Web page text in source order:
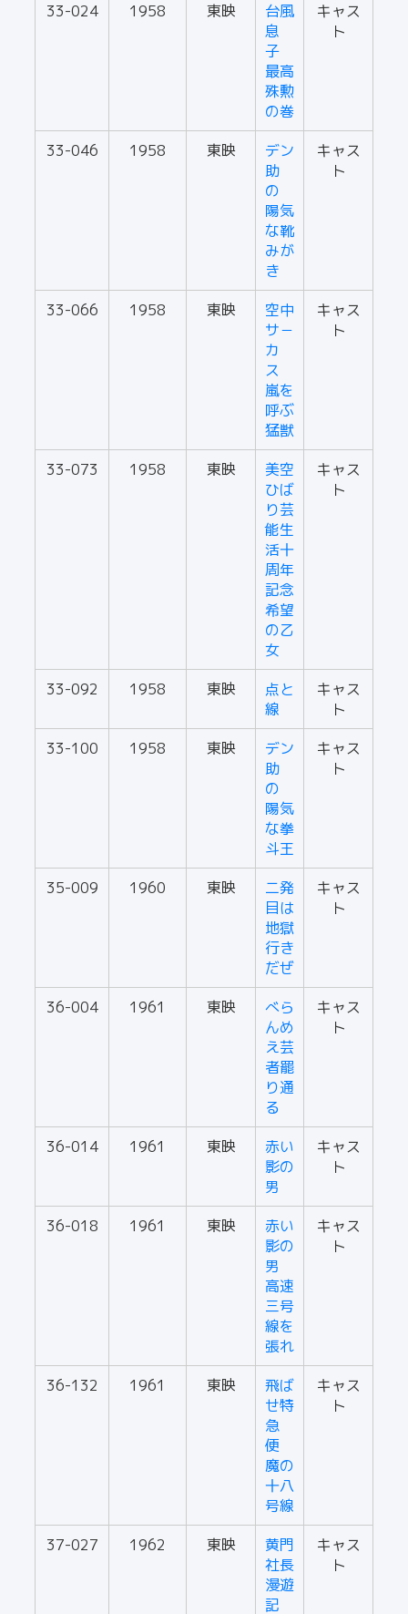
33-024 1958 東映
台風
息
子
最高
殊勲
の巻
キャス
ト
33-046 1958 東映
デン
助
の
陽気
な靴
みが
き
キャス
ト
33-066 1958 東映
空中
サ－
カ
ス
嵐を
呼ぶ
猛獣
キャス
ト
33-073 1958 東映
美空
ひば
り芸
能生
活十
周年
記念
希望
の乙
女
キャス
ト
33-092 1958 東映
点と
線
キャス
ト
33-100
1958 東映
デン
助
の
陽気
な拳
斗王
キャス
ト
35-009 1960 東映
二発
目は
地獄
行き
だぜ
キャス
ト
36-004 1961 東映
べら
んめ
え芸
者罷
り通
る
キャス
ト
36-014 1961 東映
赤い
影の
男
キャス
ト
36-018 1961 東映
赤い
影の
男
高速
三号
線を
張れ
キャス
ト
36-132 1961 東映
飛ば
せ特
急
便
魔の
十八
号線
キャス
ト
37-027 1962 東映
黄門
社長
漫遊
記
キャス
ト